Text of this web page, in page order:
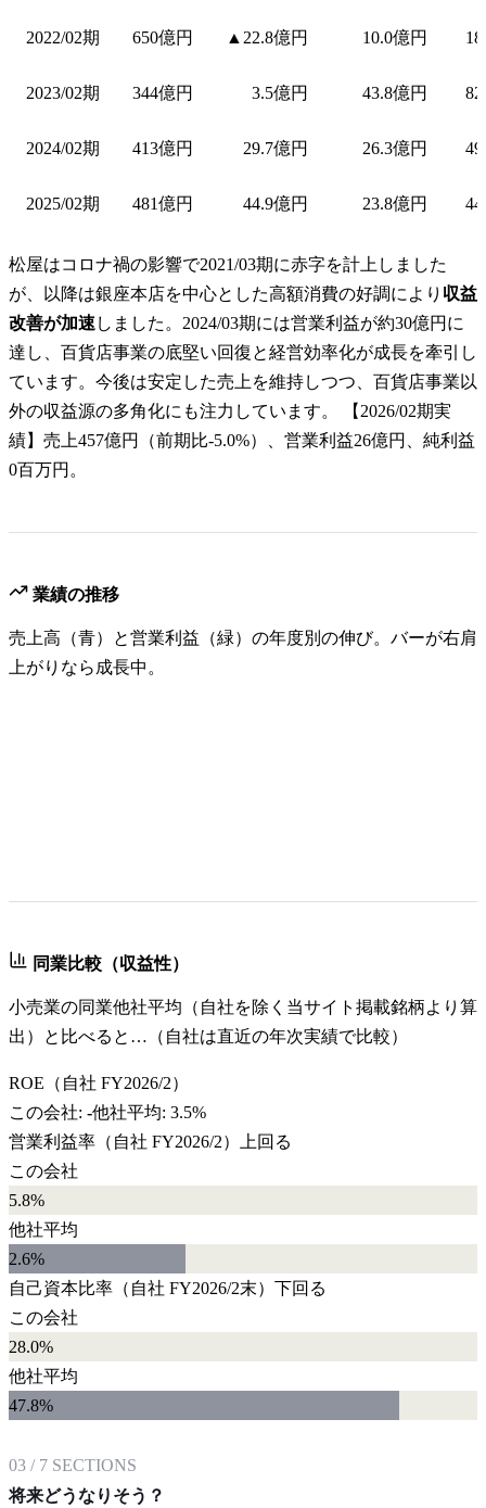
2022/02期 650億円 ▲22.8億円 10.0億円
2023/02期 344億円 3.5億円 43.8億円
2024/02期 413億円 29.7億円 26.3億円
2025/02期 481億円 44.9億円 23.8億円
松屋はコロナ禍の影響で2021/03期に赤字を計上しました
が、以降は銀座本店を中心とした高額消費の好調により 収益
改善が加速 しました。2024/03期には営業利益が約30億円に
達し、百貨店事業の底堅い回復と経営効率化が成長を牽引し
ています。今後は安定した売上を維持しつつ、百貨店事業以
外の収益源の多角化にも注力しています。 【2026/02期実
績】売上457億円（前期比-5.0%）、営業利益26億円、純利益
0百万円。
業績の推移
売上高（青）と営業利益（緑）の年度別の伸び。バーが右肩
上がりなら成長中。
同業比較（収益性）
小売業の同業他社平均（自社を除く当サイト掲載銘柄より算
出）と比べると…（自社は直近の年次実績で比較）
ROE （自社 FY2026/2）
この会社: -他社平均: 3.5%
営業利益率 （自社 FY2026/2）
上回る
この会社
5.8%
他社平均
2.6%
自己資本比率 （自社 FY2026/2末） 下回る
この会社
28.0%
他社平均
47.8%
03 / 7 SECTIONS
将来どうなりそう？